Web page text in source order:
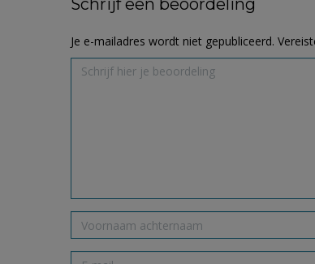
Schrijf een beoordeling
Je e-mailadres wordt niet gepubliceerd.